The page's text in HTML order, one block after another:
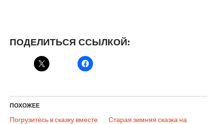
ПОДЕЛИТЬСЯ ССЫЛКОЙ:
ПОХОЖЕЕ
Погрузитесь в сказку вместе
Старая зимняя сказка на